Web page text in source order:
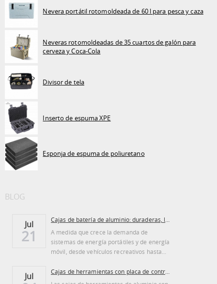
Nevera portátil rotomoldeada de 60 l para pesca y caza
Neveras rotomoldeadas de 35 cuartos de galón para
cerveza y Coca-Cola
Divisor de tela
Inserto de espuma XPE
Esponja de espuma de poliuretano
BLOG
Jul
21
A medida que crece la demanda de
sistemas de energía portátiles y de energía
móvil, desde vehículos recreativos hasta...
Jul